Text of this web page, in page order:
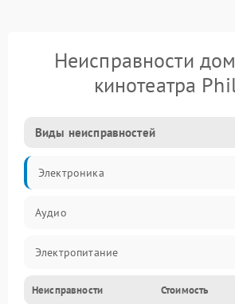
Неисправности
кинотеатра
Виды неисправностей
Электроника
Аудио
Электропитание
Интерфейсы
Неисправности Стоимость